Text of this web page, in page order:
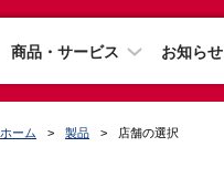
商品・サービス お知らせ
ホーム 製品 店舗の選択